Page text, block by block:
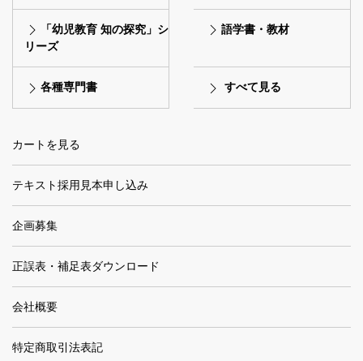
「幼児教育 知の探究」シ
リーズ
語学書・教材
各種専門書 すべて見る
カートを見る
テキスト採用見本申し込み
企画募集
正誤表・補足表ダウンロード
会社概要
特定商取引法表記